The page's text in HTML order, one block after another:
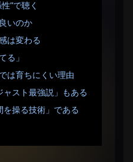
”で聴く
いのか
は変わる
る」
は育ちにくい理由
スト最強説」もある
操る技術」である